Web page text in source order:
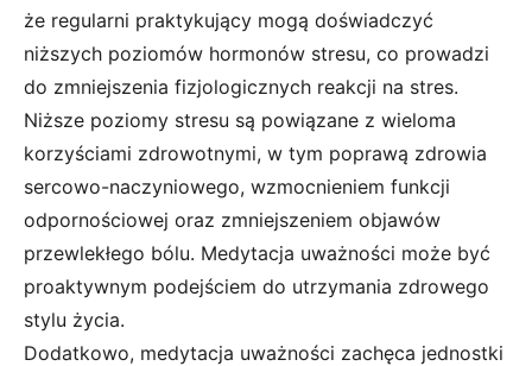
że regularni praktykujący mogą doświadczyć
niższych poziomów hormonów stresu, co prowadzi
do zmniejszenia fizjologicznych reakcji na stres.
Niższe poziomy stresu są powiązane z wieloma
korzyściami zdrowotnymi, w tym poprawą zdrowia
sercowo-naczyniowego, wzmocnieniem funkcji
odpornościowej oraz zmniejszeniem objawów
przewlekłego bólu. Medytacja uważności może być
proaktywnym podejściem do utrzymania zdrowego
stylu życia.
Dodatkowo, medytacja uważności zachęca jednostki